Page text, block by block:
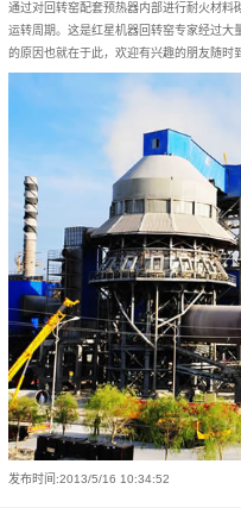
通过对回转窑配套预热器内部进行耐火材料
运转周期。这是红星机器回转窑专家经过大
的原因也就在于此，欢迎有兴趣的朋友随时
发布时间:2013/5/16 10:34:52